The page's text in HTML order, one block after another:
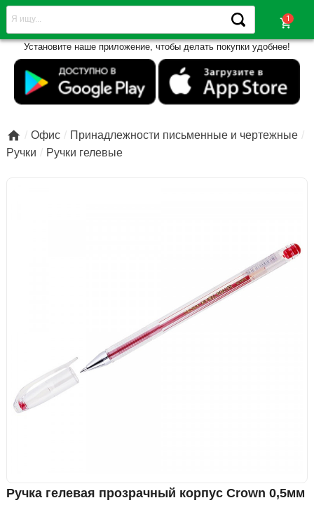
shopping_cart
Установите наше приложение, чтобы делать покупки удобнее!
 Офис
Принадлежности письменные и чертежные
Ручки
Ручки гелевые
Ручка гелевая прозрачный корпус Crown 0,5мм